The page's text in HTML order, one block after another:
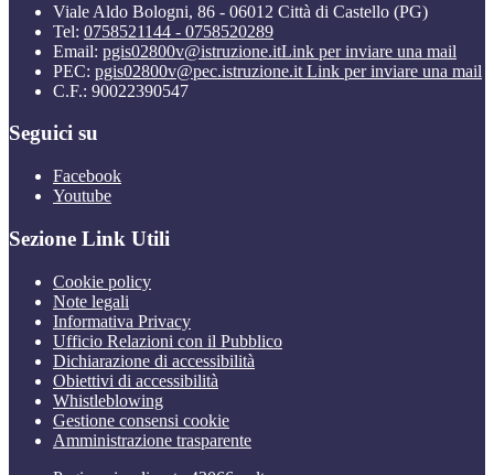
Viale Aldo Bologni, 86 - 06012 Città di Castello (PG)
Tel: 0758521144 - 0758520289
Email: pgis02800v@istruzione.itLink per inviare una mail
PEC: pgis02800v@pec.istruzione.it Link per inviare una mail
C.F.: 90022390547
Seguici su
Facebook
Youtube
Sezione Link Utili
Cookie policy
Note legali
Informativa Privacy
Ufficio Relazioni con il Pubblico
Dichiarazione di accessibilità
Obiettivi di accessibilità
Whistleblowing
Gestione consensi cookie
Amministrazione trasparente